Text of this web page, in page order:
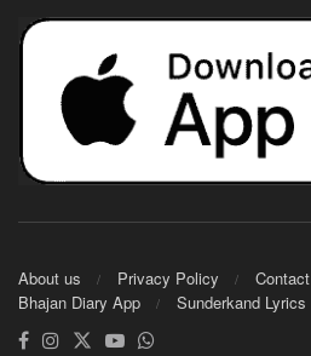
About us Privacy Policy Contact
Bhajan Diary App
Sunderkand Lyrics